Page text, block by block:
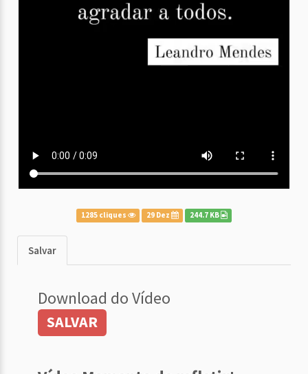
1285 cliques 29 Dez 244.7 KB
Salvar
Download do Vídeo
SALVAR